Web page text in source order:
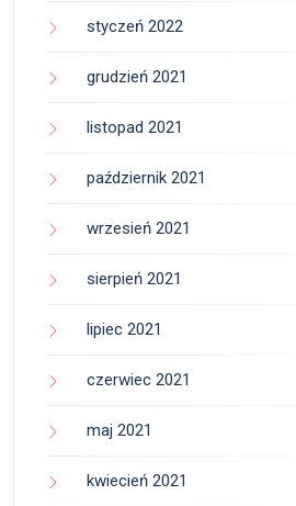
styczeń 2022
grudzień 2021
listopad 2021
październik 2021
wrzesień 2021
sierpień 2021
lipiec 2021
czerwiec 2021
maj 2021
kwiecień 2021